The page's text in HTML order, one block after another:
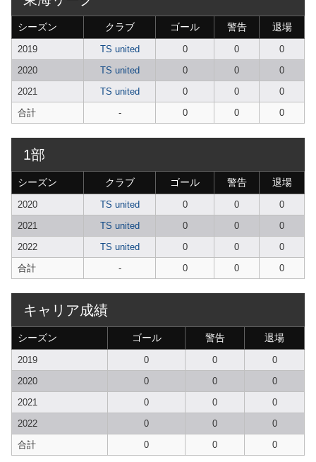
シーズン クラブ ゴール 警告 退場
2019 TS united 0 0
0
2020
TS united 0 0
0
2021
TS united 0 0
0
合計
- 0 0 0
1部
シーズン クラブ ゴール 警告 退場
2020 TS united 0 0
0
2021
TS united 0 0
0
2022
TS united 0 0
0
合計
- 0 0 0
キャリア成績
シーズン ゴール 警告 退場
2019 0 0
0
2020
0 0
0
2021
0 0
0
2022
0 0
0
合計
0 0 0